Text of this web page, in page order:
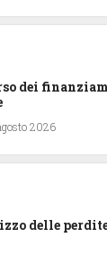
dei
2026
delle